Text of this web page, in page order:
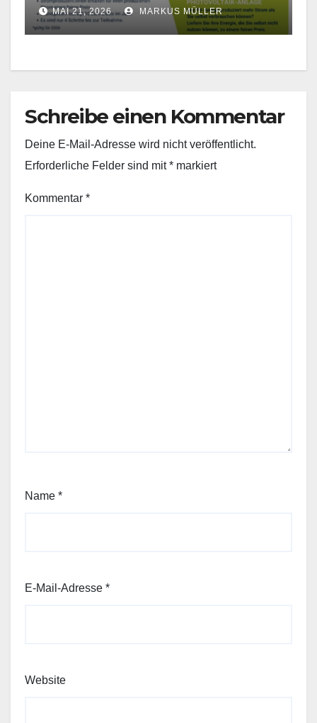
MAI 21, 2026 MARKUS MÜLLER
Schreibe einen Kommentar
Deine E-Mail-Adresse wird nicht veröffentlicht.
Erforderliche Felder sind mit* markiert
Kommentar *
Name *
E-Mail-Adresse *
Website